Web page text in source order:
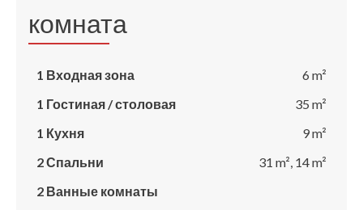
комната
1 Входная зона
6 m²
1 Гостиная / столовая
35 m²
1 Кухня
9 m²
2 Спальни
31 m², 14 m²
2 Ванные комнаты